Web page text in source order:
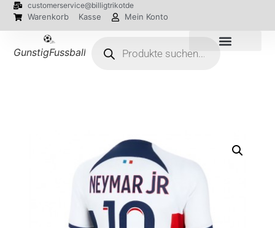
customerservice@billigtrikotde
Warenkorb Kasse Mein Konto
GunstigFussballTrikot